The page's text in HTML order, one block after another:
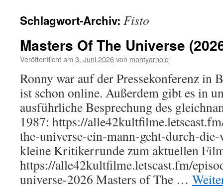
Schlagwort-Archiv: Fisto
Masters Of The Universe
Veröffentlicht am 3. Juni 2026von montyarnold
Ronny war auf der Pressekonferenz in
ist schon online. Außerdem gibt es in
ausführliche Besprechung des
1987: https://
the-universe-ein-mann-geht-durch-die-
kleine Kritikerrunde zum aktuellen
https://alle42kultfilme.letscast.fm/
universe-2026 Masters of The …